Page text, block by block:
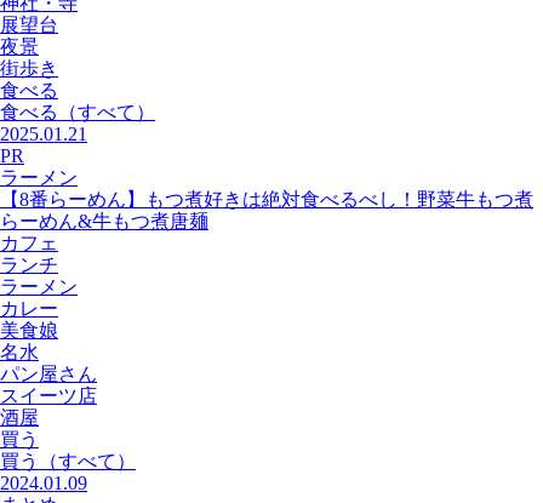
展望台
夜景
街歩き
食べる
食べる
（すべて）
2025.01.21
PR
ラーメン
【8番らーめん】もつ煮好きは絶対食べるべし！野菜牛もつ煮
らーめん&牛もつ煮唐麺
カフェ
ランチ
ラーメン
カレー
美食娘
名水
パン屋さん
スイーツ店
酒屋
買う
買う
（すべて）
2024.01.09